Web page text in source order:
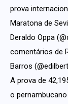
prova
Maratona de
Deraldo Oppa
comentários de
Barros
A prova de
o